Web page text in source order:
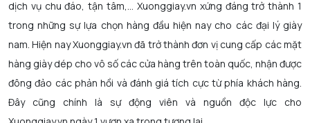
dịch vụ chu đáo, tận tâm,… Xuonggiay.vn xứng đáng trở thành 1
trong những sự lựa chọn hàng đầu hiện nay cho các đại lý giày
nam. Hiện nay Xuonggiay.vn đã trở thành đơn vị cung cấp các mặt
hàng giày dép cho vô số các cửa hàng trên toàn quốc, nhận được
đông đảo các phản hồi và đánh giá tích cực từ phía khách hàng.
Đây cũng chính là sự động viên và nguồn độc lực cho